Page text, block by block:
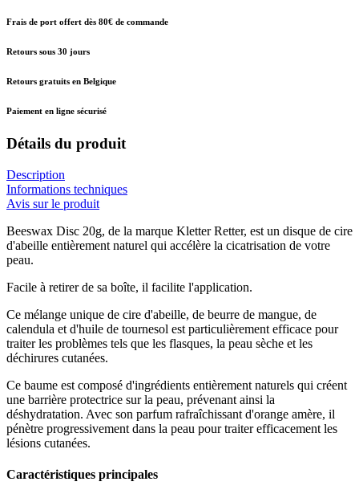
Frais de port offert dès 80€ de commande
Retours sous 30 jours
Retours gratuits en Belgique
Paiement en ligne sécurisé
Détails du produit
Description
Informations techniques
Avis sur le produit
Beeswax Disc 20g, de la marque Kletter Retter, est un disque de cire
d'abeille entièrement naturel qui accélère la cicatrisation de votre
peau.
Facile à retirer de sa boîte, il facilite l'application.
Ce mélange unique de cire d'abeille, de beurre de mangue, de
calendula et d'huile de tournesol est particulièrement efficace pour
traiter les problèmes tels que les flasques, la peau sèche et les
déchirures cutanées.
Ce baume est composé d'ingrédients entièrement naturels qui créent
une barrière protectrice sur la peau, prévenant ainsi la
déshydratation. Avec son parfum rafraîchissant d'orange amère, il
pénètre progressivement dans la peau pour traiter efficacement les
lésions cutanées.
Caractéristiques principales